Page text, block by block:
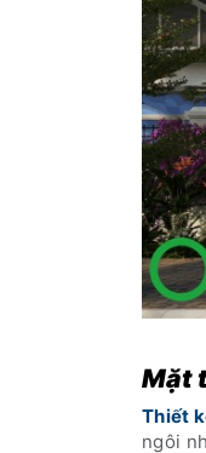
Mặt
Thiết
ngôi